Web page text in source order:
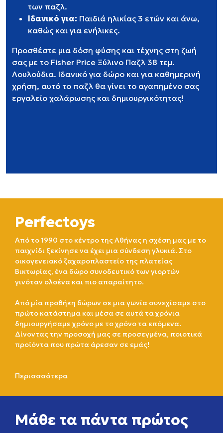
των παζλ.
Ιδανικό για: Παιδιά ηλικίας 3 ετών και άνω,
καθώς και για ενήλικες.
Προσθέστε μια δόση φύσης και τέχνης στη ζωή
σας με το Fisher Price Ξύλινο Παζλ 38 τεμ.
Λουλούδια. Ιδανικό για δώρο και για καθημερινή
χρήση, αυτό το παζλ θα γίνει το αγαπημένο σας
εργαλείο χαλάρωσης και δημιουργικότητας!
Perfectoys
Από το 1990 στο κέντρο της Αθήνας η σχέση μας με το
παιχνίδι ξεκίνησε να έχει μια σύνδεση γλυκιά. Στο
οικογενειακό ζαχαροπλαστείο της πλατείας
Βικτωρίας, ένα δώρο συνοδευτικό των γιορτών
γινόταν ολοένα και πιο απαραίτητο.
Από μία προθήκη δώρων σε μια γωνία συνεχίσαμε στο
πρώτο κατάστημα και μέσα σε αυτά τα χρόνια
δημιουργήσαμε χρόνο με το χρόνο τα επόμενα.
Δίνοντας την προσοχή μας σε προσεγμένα, ποιοτικά
προϊόντα που πρώτα άρεσαν σε εμάς!
Περισσσότερα
Μάθε τα πάντα πρώτος